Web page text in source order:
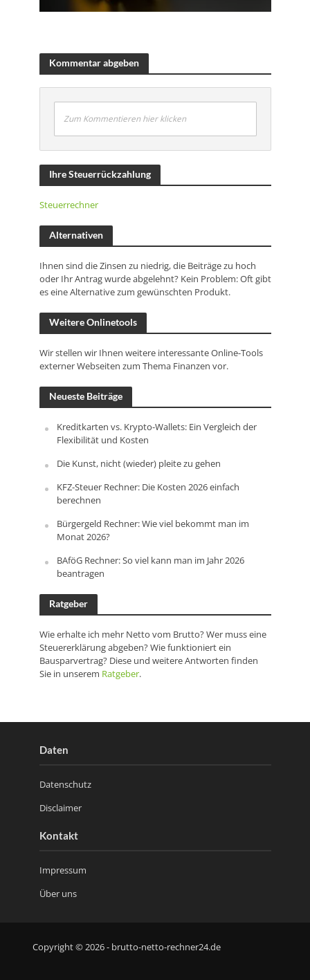
Kommentar abgeben
Zum Kommentieren hier klicken
Ihre Steuerrückzahlung
Steuerrechner
Alternativen
Ihnen sind die Zinsen zu niedrig, die Beiträge zu hoch
oder Ihr Antrag wurde abgelehnt? Kein Problem: Oft gibt
es eine Alternative zum gewünschten Produkt.
Weitere Onlinetools
Wir stellen wir Ihnen weitere interessante Online-Tools
externer Webseiten zum Thema Finanzen vor.
Neueste Beiträge
Kreditkarten vs. Krypto-Wallets: Ein Vergleich der
Flexibilität und Kosten
Die Kunst, nicht (wieder) pleite zu gehen
KFZ-Steuer Rechner: Die Kosten 2026 einfach
berechnen
Bürgergeld Rechner: Wie viel bekommt man im
Monat 2026?
BAföG Rechner: So viel kann man im Jahr 2026
beantragen
Ratgeber
Wie erhalte ich mehr Netto vom Brutto? Wer muss eine
Steuererklärung abgeben? Wie funktioniert ein
Bausparvertrag? Diese und weitere Antworten finden
Sie in unserem Ratgeber.
Daten
Datenschutz
Disclaimer
Kontakt
Impressum
Über uns
Copyright © 2026 - brutto-netto-rechner24.de